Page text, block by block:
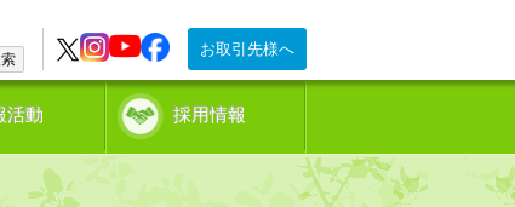
お取引先様へ
活動 採用情報